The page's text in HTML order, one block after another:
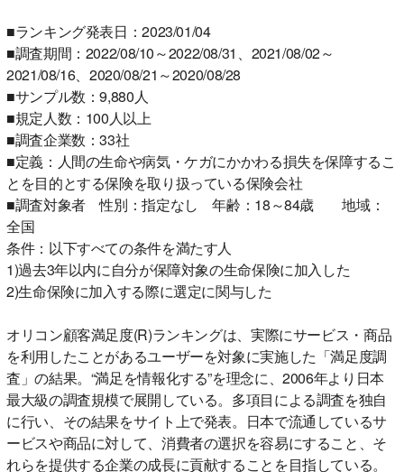
■ランキング発表日：2023/01/04
■調査期間：2022/08/10～2022/08/31、2021/08/02～
2021/08/16、2020/08/21～2020/08/28
■サンプル数：9,880人
■規定人数：100人以上
■調査企業数：33社
■定義：人間の生命や病気・ケガにかかわる損失を保障するこ
とを目的とする保険を取り扱っている保険会社
■調査対象者 性別：指定なし 年齢：18～84歳 地域：
全国
条件：以下すべての条件を満たす人
1)過去3年以内に自分が保障対象の生命保険に加入した
2)生命保険に加入する際に選定に関与した
オリコン顧客満足度(R)ランキングは、実際にサービス・商品
を利用したことがあるユーザーを対象に実施した「満足度調
査」の結果。“満足を情報化する”を理念に、2006年より日本
最大級の調査規模で展開している。多項目による調査を独自
に行い、その結果をサイト上で発表。日本で流通しているサ
ービスや商品に対して、消費者の選択を容易にすること、そ
れらを提供する企業の成長に貢献することを目指している。